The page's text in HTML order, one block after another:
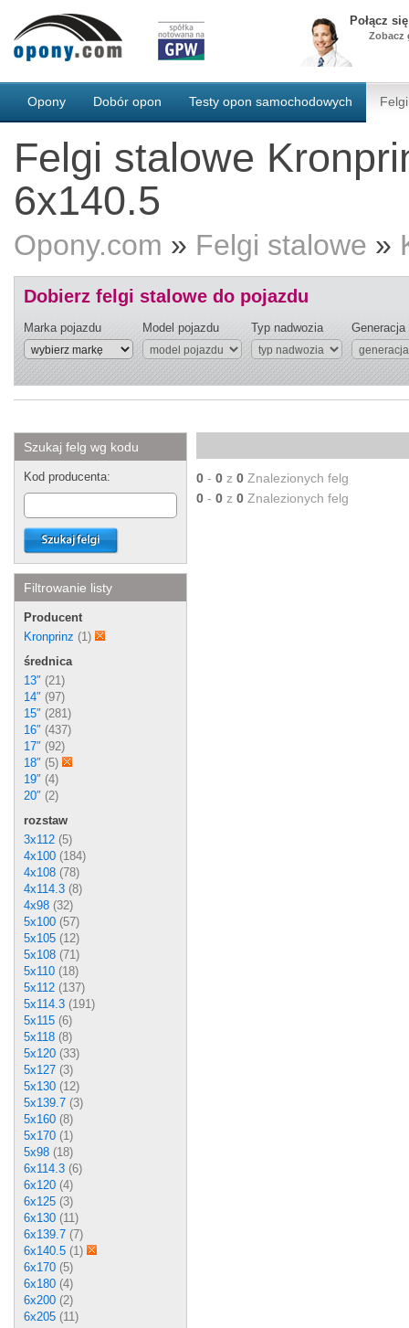
Połącz
Zobacz
Opony Dobór opon Testy opon samochodowych
Felgi stalowe
6x140.5
Opony.com » Felgi stalowe »
Dobierz felgi stalowe do pojazdu
Marka pojazdu Model pojazdu Typ nadwozia Generacja
Szukaj felg wg kodu
Kod producenta:
Filtrowanie listy
Producent
Kronprinz (1)
średnica
13″ (21)
14″ (97)
15″ (281)
16″ (437)
17″ (92)
18″ (5)
19″ (4)
20″ (2)
rozstaw
3x112 (5)
4x100 (184)
4x108 (78)
4x114.3 (8)
4x98 (32)
5x100 (57)
5x105 (12)
5x108 (71)
5x110 (18)
5x112 (137)
5x114.3 (191)
5x115 (6)
5x118 (8)
5x120 (33)
5x127 (3)
5x130 (12)
5x139.7 (3)
5x160 (8)
5x170 (1)
5x98 (18)
6x114.3 (6)
6x120 (4)
6x125 (3)
6x130 (11)
6x139.7 (7)
6x140.5 (1)
6x170 (5)
6x180 (4)
6x200 (2)
6x205 (11)
0 - 0 z 0 Znalezionych felg
0 - 0 z 0 Znalezionych felg